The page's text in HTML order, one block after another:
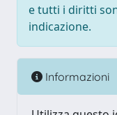
e tutti i diritti
indicazione.
Informazioni